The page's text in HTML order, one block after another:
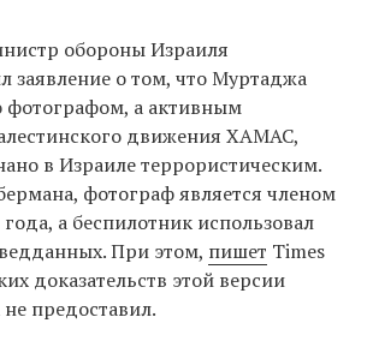
обороны Израиля
заявление о том, что Муртаджа
фотографом, а активным
движения ХАМАС,
в Израиле террористическим.
фотограф является членом
а беспилотник использовал
При этом, пишет Times
доказательств этой версии
предоставил.